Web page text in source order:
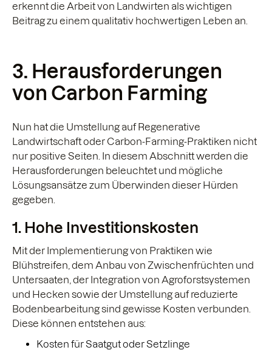
erkennt die Arbeit von Landwirten als wichtigen
Beitrag zu einem qualitativ hochwertigen Leben an.
3. Herausforderungen
von Carbon Farming
Nun hat die Umstellung auf Regenerative
Landwirtschaft oder Carbon-Farming-Praktiken nicht
nur positive Seiten. In diesem Abschnitt werden die
Herausforderungen beleuchtet und mögliche
Lösungsansätze zum Überwinden dieser Hürden
gegeben.
1. Hohe Investitionskosten
Mit der Implementierung von Praktiken wie
Blühstreifen, dem Anbau von Zwischenfrüchten und
Untersaaten, der Integration von Agroforstsystemen
und Hecken sowie der Umstellung auf reduzierte
Bodenbearbeitung sind gewisse Kosten verbunden.
Diese können entstehen aus:
Kosten für Saatgut oder Setzlinge